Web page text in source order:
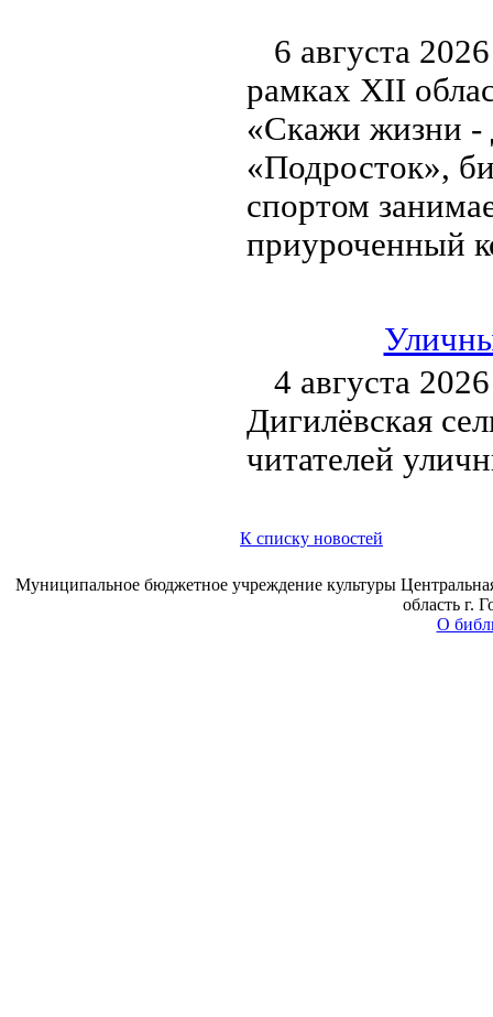
6 августа
рамках XII
«Скажи жизни -
«Подросток»,
спортом
приуроченный
4 августа
Дигилёвская
читателей
К списку новостей
Муниципальное бюджетное учреждение культуры
область г.
О